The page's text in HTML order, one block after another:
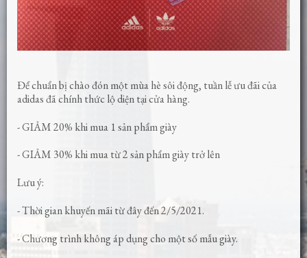
Để chuẩn bị chào đón một mùa hè sôi động, tuần lễ ưu đãi của
adidas đã chính thức lộ diện tại cửa hàng.
- GIẢM 20% khi mua 1 sản phẩm giày
- GIẢM 30% khi mua từ 2 sản phẩm giày trở lên
Lưu ý:
- Thời gian khuyến mãi từ đây đến 2/5/2021.
- Chương trình không áp dụng cho một số mẫu giày.